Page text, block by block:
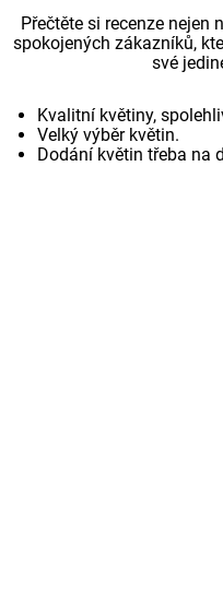
Přečtěte si recenze nejen
spokojených zákazníků,
své
Kvalitní květiny,
Velký výběr květin.
Dodání květin třeba na